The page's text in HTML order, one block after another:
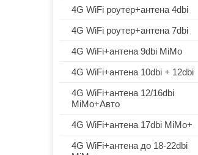
4G WiFi роутер+антена 4dbi
4G WiFi роутер+антена 7dbi
4G WiFi+антена 9dbi MiMo
4G WiFi+антена 10dbi + 12dbi
4G WiFi+антена 12/16dbi
MiMo+Авто
4G WiFi+антена 17dbi MiMo+
4G WiFi+антена до 18-22dbi